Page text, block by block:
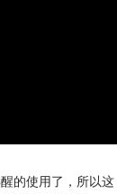
的使用了，所以这